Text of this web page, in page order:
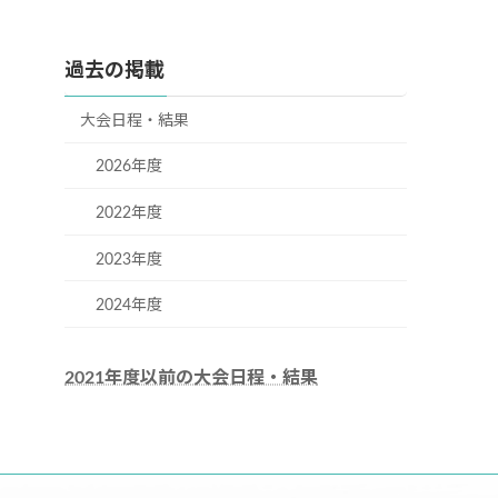
過去の掲載
大会日程・結果
2026年度
2022年度
2023年度
2024年度
2021年度以前の大会日程・結果